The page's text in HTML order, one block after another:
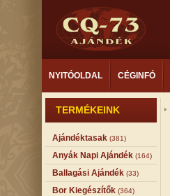
NYITÓOLDAL CÉGINFÓ
TERMÉKEINK
Ajándéktasak (381)
Anyák Napi Ajándék (164)
Ballagási Ajándék (33)
Bor Kiegészítők (364)